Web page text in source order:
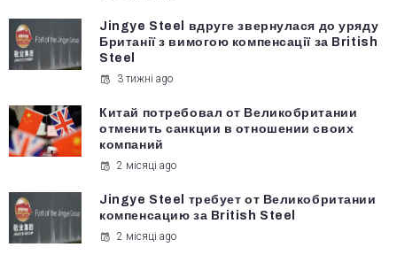
Jingye Steel вдруге звернулася до уряду
Британії з вимогою компенсації за British
Steel
3 тижні ago
Китай потребовал от Великобритании
отменить санкции в отношении своих
компаний
2 місяці ago
Jingye Steel требует от Великобритании
компенсацию за British Steel
2 місяці ago